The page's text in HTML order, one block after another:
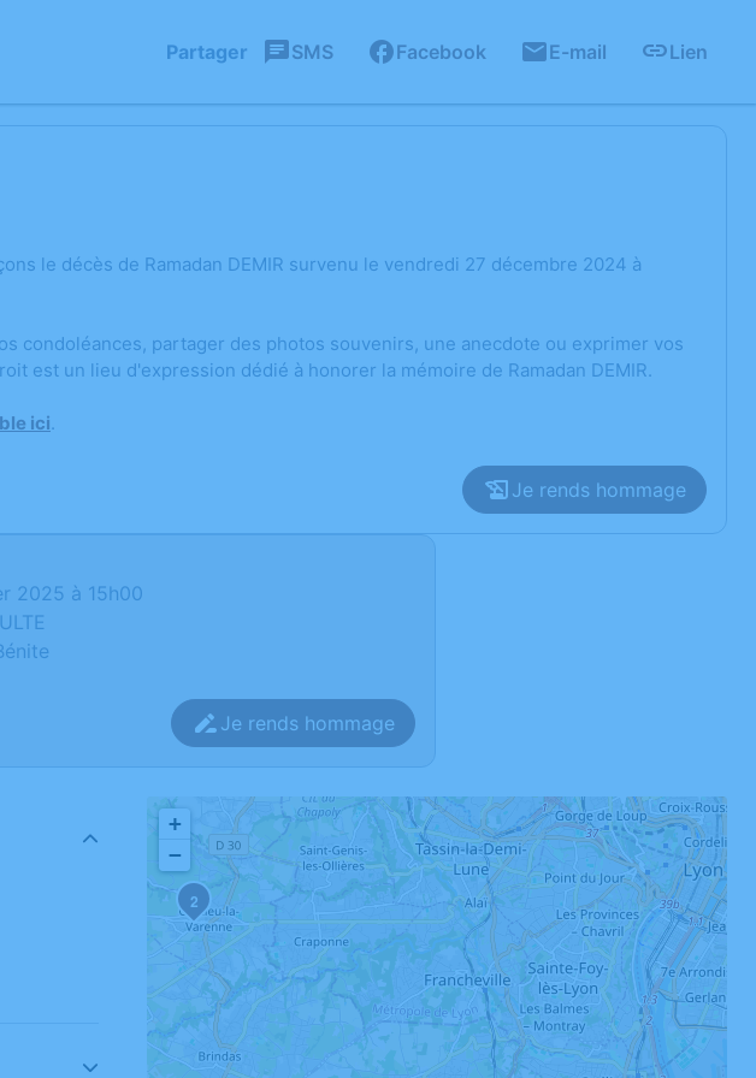
Partager SMS Facebook E-mail Lien
le décès de Ramadan DEMIR survenu le vendredi 27 décembre 2024 à
condoléances, partager des photos souvenirs, une anecdote ou exprimer vos
est un lieu d'expression dédié à honorer la mémoire de Ramadan DEMIR.
ici.
Je rends hommage
2025 à 15h00
Je rends hommage
2
+
−